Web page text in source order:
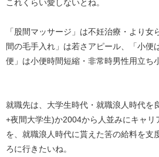
これくらい愛しないとね。
「股間マッサージ」は不妊治療・より
間の毛手入れ」は若さアピール、「小便
便」は小便時間短縮・非常時男性用立ち
就職先は、大学生時代・就職浪人時代を
+夜間大学生)か2004から人並みにキャリ
を、就職浪人時代に貰えた筈の給料を支
ろに行きたいね。